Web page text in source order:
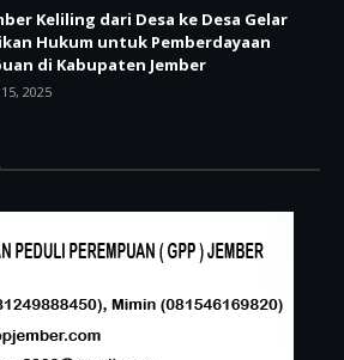
Keliling dari Desa ke Desa Gelar
Hukum untuk Pemberdayaan
di Kabupaten Jember
2025